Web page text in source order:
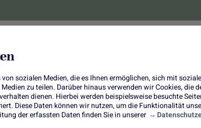
sozialen Medien, die es Ihnen ermöglichen, sich mit
zu teilen. Darüber hinaus verwenden wir Cookies, die
dienen. Hierbei werden beispielsweise besuchte
Diese Daten können wir nutzen, um die Funktionalität
der erfassten Daten finden Sie in unserer
Spinat-Lachs-Lasagne